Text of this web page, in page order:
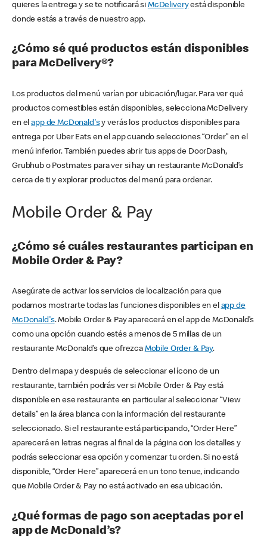
quieres la entrega y se te notificará si McDeliveryestá disponible
donde estás a través de nuestro app.
¿Cómo sé qué productos están disponibles
para McDelivery®?
Los productos del menú varían por ubicación/lugar. Para ver qué
productos comestibles están disponibles, selecciona McDelivery
en elapp de McDonald'sy verás los productos disponibles para
entrega por Uber Eats en el app cuando selecciones “Order” en el
menú inferior. También puedes abrir tus apps de DoorDash,
Grubhub o Postmates para ver si hay un restaurante McDonald’s
cerca de ti y explorar productos del menú para ordenar.
Mobile Order & Pay
¿Cómo sé cuáles restaurantes participan en
Mobile Order & Pay?
Asegúrate de activar los servicios de localización para que
podamos mostrarte todas las funciones disponibles en el app de
McDonald's. Mobile Order & Pay aparecerá en el app de McDonald’s
como una opción cuando estés a menos de 5 millas de un
restaurante McDonald’s que ofrezca Mobile Order & Pay.
Dentro del mapa y después de seleccionar el ícono de un
restaurante, también podrás ver si Mobile Order & Pay está
disponible en ese restaurante en particular al seleccionar “View
details” en la área blanca con la información del restaurante
seleccionado. Si el restaurante está participando, “Order Here”
aparecerá en letras negras al final de la página con los detalles y
podrás seleccionar esa opción y comenzar tu orden. Si no está
disponible, “Order Here” aparecerá en un tono tenue, indicando
que Mobile Order & Pay no está activado en esa ubicación.
¿Qué formas de pago son aceptadas por el
app de McDonald’s?